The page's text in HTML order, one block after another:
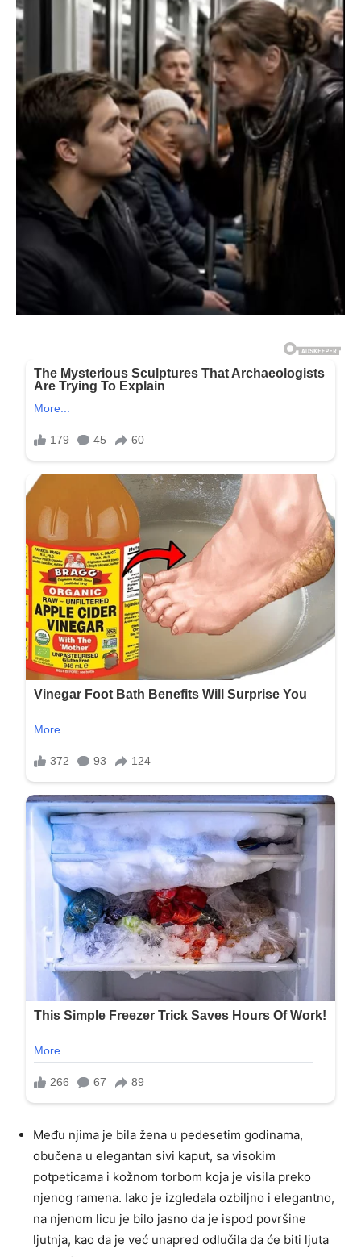
Među njima je bila žena u pedesetim godinama,
obučena u elegantan sivi kaput, sa visokim
potpeticama i kožnom torbom koja je visila preko
njenog ramena. Iako je izgledala ozbiljno i elegantno,
na njenom licu je bilo jasno da je ispod površine
ljutnja, kao da je već unapred odlučila da će biti ljuta